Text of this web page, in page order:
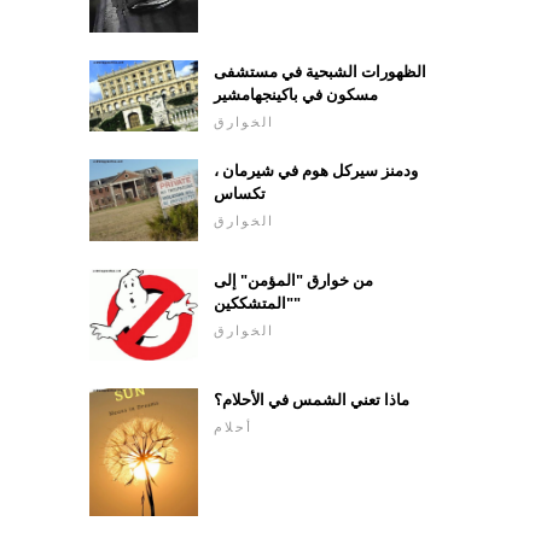
الظهورات الشبحية في مستشفى
مسكون في باكينجهامشير
الخوارق
ودمنز سيركل هوم في شيرمان ،
تكساس
الخوارق
من خوارق "المؤمن" إلى
"المتشككين"
الخوارق
ماذا تعني الشمس في الأحلام؟
أحلام